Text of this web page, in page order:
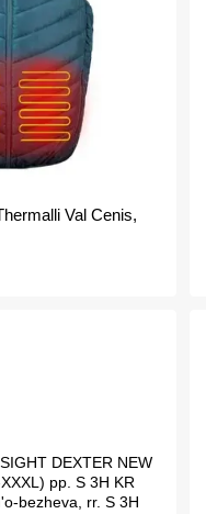
Val Cenis,